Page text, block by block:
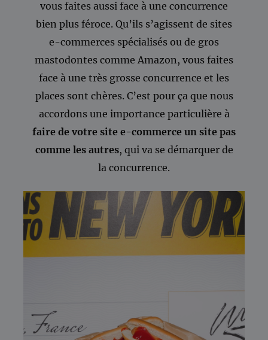
vous faites aussi face à une concurrence
bien plus féroce. Qu’ils s’agissent de sites
e-commerces spécialisés ou de gros
mastodontes comme Amazon, vous faites
face à une très grosse concurrence et les
places sont chères. C’est pour ça que nous
accordons une importance particulière à
faire de votre site e-commerce un site pas
comme les autres, qui va se démarquer de
la concurrence.